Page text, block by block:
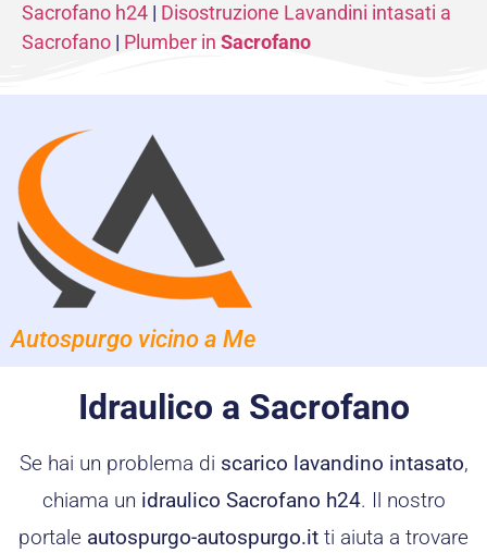
Sacrofano h24 | Disostruzione Lavandini intasati a
Sacrofano | Plumber in Sacrofano
Autospurgo vicino a Me
Idraulico a Sacrofano
Se hai un problema di scarico lavandino intasato,
chiama un idraulico Sacrofano h24. Il nostro
portale autospurgo-autospurgo.it ti aiuta a trovare